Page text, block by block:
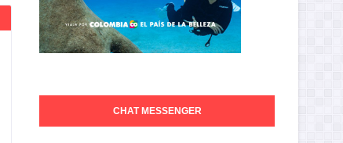
CHAT MESSENGER